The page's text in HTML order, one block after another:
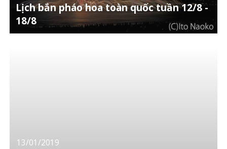
Lịch bắn pháo hoa toàn quốc tuần 12/8 -
18/8
13/01/2019